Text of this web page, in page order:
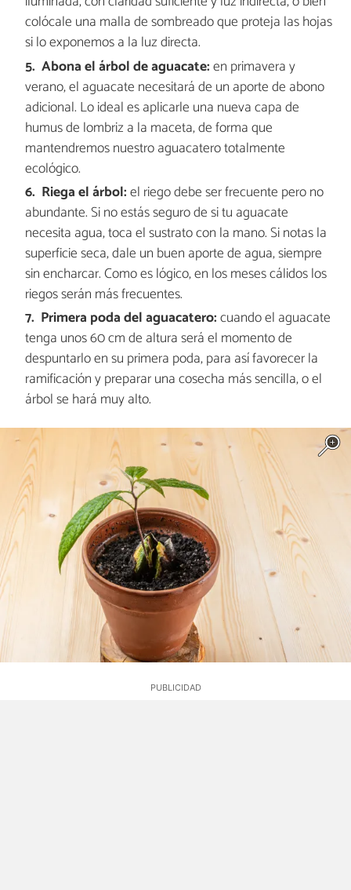
colócale una malla de sombreado que proteja las hojas
si lo exponemos a la luz directa.
Abona el árbol de aguacate:en primavera y
verano, el aguacate necesitará de un aporte de abono
adicional. Lo ideal es aplicarle una nueva capa de
humus de lombriz a la maceta, de forma que
mantendremos nuestro aguacatero totalmente
ecológico.
Riega el árbol:el riego debe ser frecuente pero no
abundante. Si no estás seguro de si tu aguacate
necesita agua, toca el sustrato con la mano. Si notas la
superficie seca, dale un buen aporte de agua, siempre
sin encharcar. Como es lógico, en los meses cálidos los
riegos serán más frecuentes.
Primera poda del aguacatero:cuando el aguacate
tenga unos 60 cm de altura será el momento de
despuntarlo en su primera poda, para así favorecer la
ramificación y preparar una cosecha más sencilla, o el
árbol se hará muy alto.